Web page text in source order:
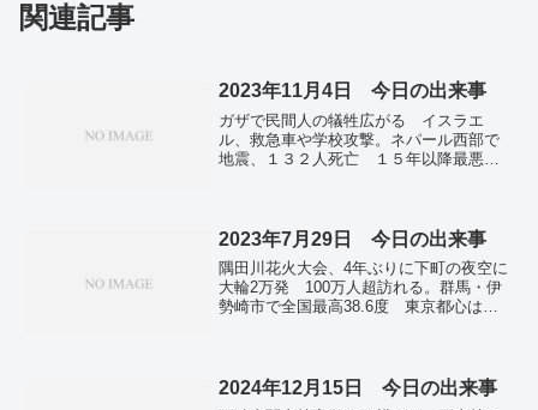
関連記事
2023年11月4日 今日の出来事
ガザで民間人の犠牲広がる イスラエ
ル、救急車や学校攻撃。ネパール西部で
地震、１３２人死亡 １５年以降最悪、
朝乃山ら育成。東京都心で26.3度の夏
2023年7月29日 今日の出来事
隅田川花火大会、4年ぶりに下町の夜空に
大輪2万発 100万人超訪れる。群馬・伊
勢崎市で全国最高38.6度 東京都心は
2024年12月15日 今日の出来事